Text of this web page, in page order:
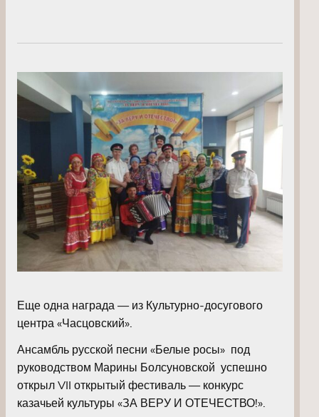
Еще одна награда — из Культурно-досугового
центра «Часцовский».
Ансамбль русской песни «Белые росы» под
руководством Марины Болсуновской успешно
открыл VII открытый фестиваль — конкурс
казачьей культуры «ЗА ВЕРУ И ОТЕЧЕСТВО!».